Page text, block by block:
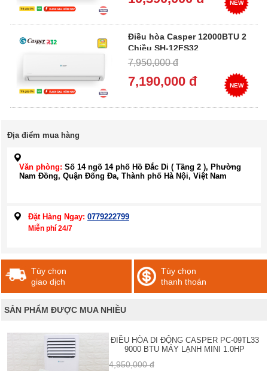
NEW
Điều hòa Casper 12000BTU 2
Chiều SH-12FS32
7,950,000 đ
7,190,000 đ NEW
Địa điểm mua hàng
Văn phòng: Số 14 ngõ 14 phố Hồ Đắc Di ( Tầng 2 ), Phường
Nam Đồng, Quận Đống Đa, Thành phố Hà Nội, Việt Nam
Đặt Hàng Ngay: 0779222799
Miễn phí 24/7
Tùy chọn
giao dịch
Tùy chọn
thanh thoán
SẢN PHẨM ĐƯỢC MUA NHIỀU
ĐIỀU HÒA DI ĐỘNG CASPER PC-09TL33
9000 BTU MÁY LẠNH MINI 1.0HP
4,950,000 đ